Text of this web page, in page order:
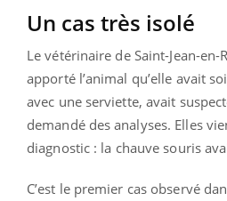
Un cas très isolé
Le vétérinaire de Saint-Jean-en-
apporté l’animal qu’elle avait
avec une serviette, avait
demandé des analyses. Elles
diagnostic : la chauve souris
C’est le premier cas observé